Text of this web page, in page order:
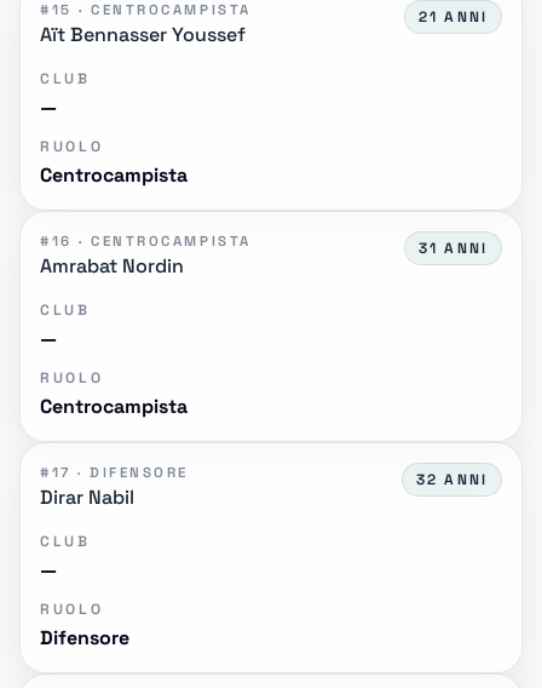
#15 · CENTROCAMPISTA
Aït Bennasser Youssef
21 ANNI
CLUB
—
RUOLO
Centrocampista
#16 · CENTROCAMPISTA
Amrabat Nordin
31 ANNI
CLUB
—
RUOLO
Centrocampista
#17 · DIFENSORE
Dirar Nabil
32 ANNI
CLUB
—
RUOLO
Difensore